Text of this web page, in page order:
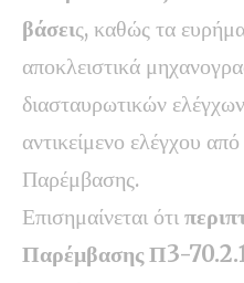
βάσεις, καθώς τα
αποκλειστικά
διασταυρωτικών
αντικείμενο ελέγχου
Παρέμβασης.
Επισημαίνεται ότι
Παρέμβασης Π3-